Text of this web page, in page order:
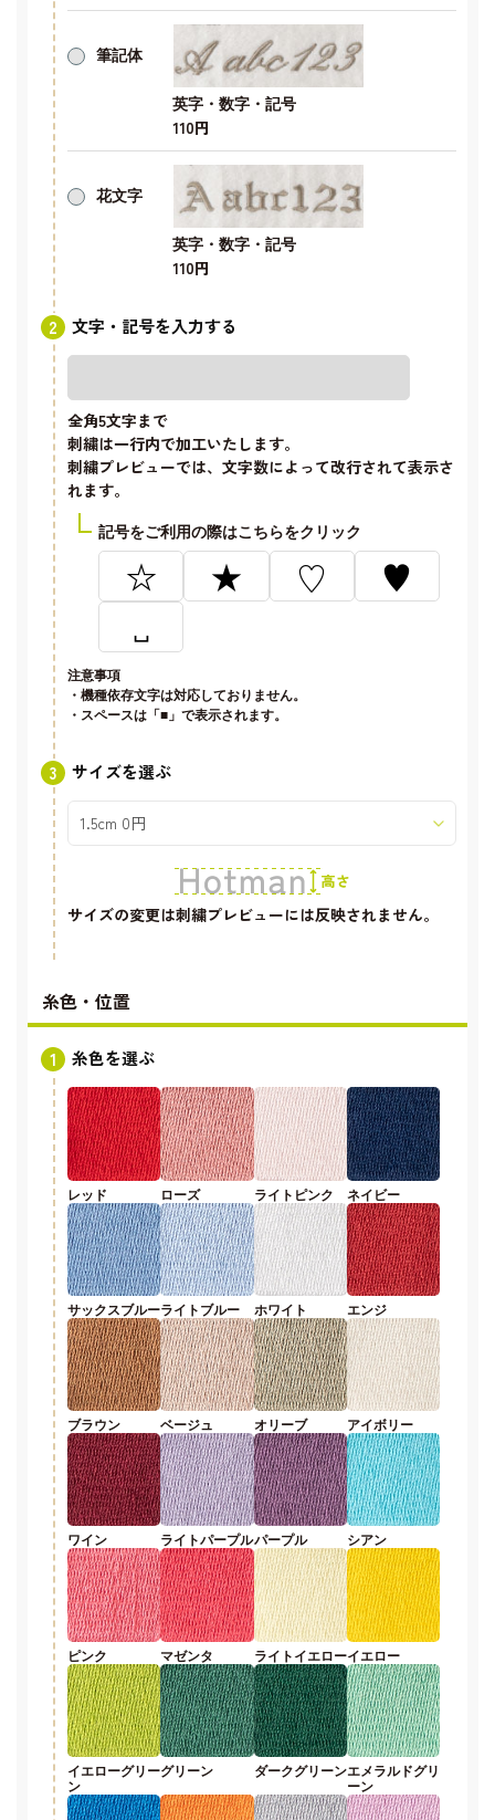
筆記体
英字・数字・記号
110円
花文字
英字・数字・記号
110円
文字・記号を入力する
全角5文字まで
刺繍は一行内で加工いたします。
刺繍プレビューでは、文字数によって改行されて表示さ
れます。
記号をご利用の際はこちらをクリック
☆ ★ ♡
♥
␣
注意事項
・機種依存文字は対応しておりません。
・スペースは「■」で表示されます。
サイズを選ぶ
サイズの変更は刺繍プレビューには反映されません。
糸色・位置
糸色を選ぶ
レッド ローズ ライトピンク ネイビー
サックスブルーライトブルー ホワイト エンジ
ブラウン ベージュ オリーブ アイボリー
ワイン ライトパープルパープル シアン
ピンク マゼンタ ライトイエローイエロー
イエローグリー
ン
グリーン ダークグリーンエメラルドグリ
ーン